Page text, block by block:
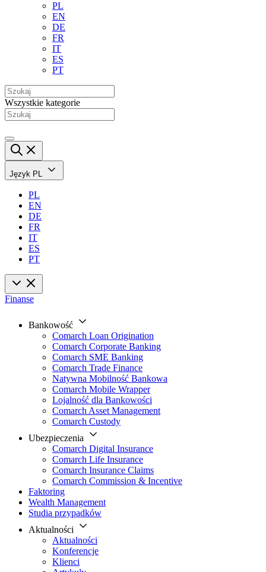
PL
EN
DE
FR
IT
ES
PT
Wszystkie kategorie
Język PL
PL
EN
DE
FR
IT
ES
PT
Finanse
Bankowość
Comarch Loan Origination
Comarch Corporate Banking
Comarch SME Banking
Comarch Trade Finance
Natywna Mobilność Bankowa
Comarch Mobile Wrapper
Lojalność dla Bankowości
Comarch Asset Management
Comarch Custody
Ubezpieczenia
Comarch Digital Insurance
Comarch Life Insurance
Comarch Insurance Claims
Comarch Commission & Incentive
Faktoring
Wealth Management
Studia przypadków
Aktualności
Aktualności
Konferencje
Klienci